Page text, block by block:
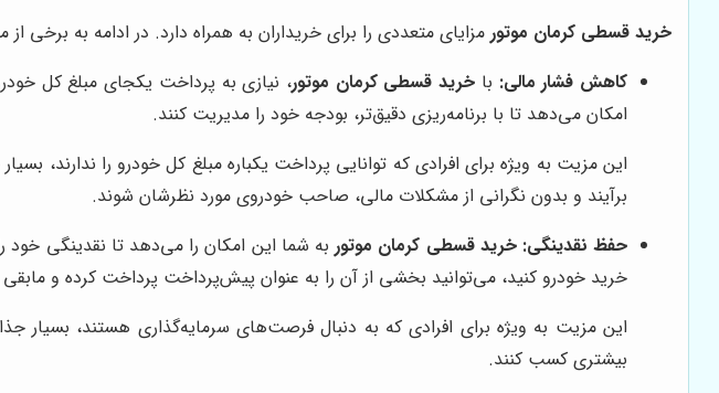
خرید قسطی کرمان موتور مزایای متعددی را برای خریداران به همراه دارد. در ادامه به برخی از
کاهش فشار مالی: با خرید قسطی کرمان موتور، نیازی به پرداخت یکجای مبلغ کل
امکان می‌دهد تا با برنامه‌ریزی دقیق‌تر، بودجه خود را مدیریت کنند.
این مزیت به ویژه برای افرادی که توانایی پرداخت یکباره مبلغ کل خودرو را ندارند،
برآیند و بدون نگرانی از مشکلات مالی، صاحب خودروی مورد نظرشان شوند.
حفظ نقدینگی: خرید قسطی کرمان موتور به شما این امکان را می‌دهد تا نقدینگی خود
خرید خودرو کنید، می‌توانید بخشی از آن را به عنوان پیش‌پرداخت پرداخت کرده و
این مزیت به ویژه برای افرادی که به دنبال فرصت‌های سرمایه‌گذاری هستند،
بیشتری کسب کنند.